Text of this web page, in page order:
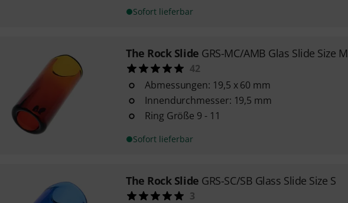
Sofort lieferbar
The Rock Slide GRS-MC/AMB Glas Slide Size M
42
Abmessungen: 19,5 x 60 mm
Innendurchmesser: 19,5 mm
Ring Größe 9 - 11
Sofort lieferbar
The Rock Slide GRS-SC/SB Glass Slide Size S
3